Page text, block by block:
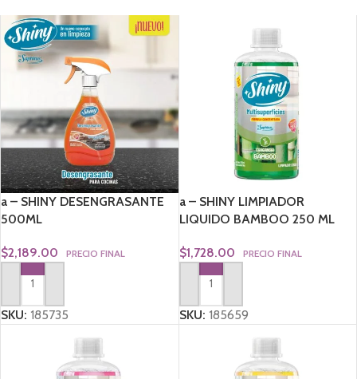
a – SHINY DESENGRASANTE
500ML
$2,189.00 PRECIO FINAL
AGREGAR AL CARRITO
SKU: 185735
a – SHINY LIMPIADOR
LIQUIDO BAMBOO 250 ML
$1,728.00 PRECIO FINAL
AGREGAR AL CARRITO
SKU: 185659